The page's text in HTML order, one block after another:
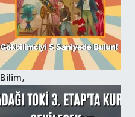
Bilim,